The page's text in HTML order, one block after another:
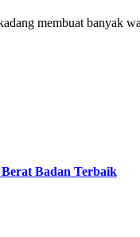
membuat banyak
Badan Terbaik